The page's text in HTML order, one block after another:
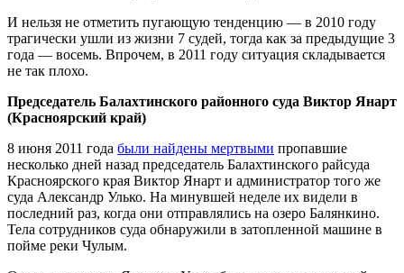
И нельзя не отметить пугающую тенденцию — в 2010 году
трагически ушли из жизни 7 судей, тогда как за предыдущие 3
года — восемь. Впрочем, в 2011 году ситуация складывается
не так плохо.
Председатель Балахтинского районного суда Виктор Янарт
(Красноярский край)
8 июня 2011 года были найдены мертвыми пропавшие
несколько дней назад председатель Балахтинского райсуда
Красноярского края Виктор Янарт и администратор того же
суда Александр Улько. На минувшей неделе их видели в
последний раз, когда они отправлялись на озеро Балянкино.
Тела сотрудников суда обнаружили в затопленной машине в
пойме реки Чулым.